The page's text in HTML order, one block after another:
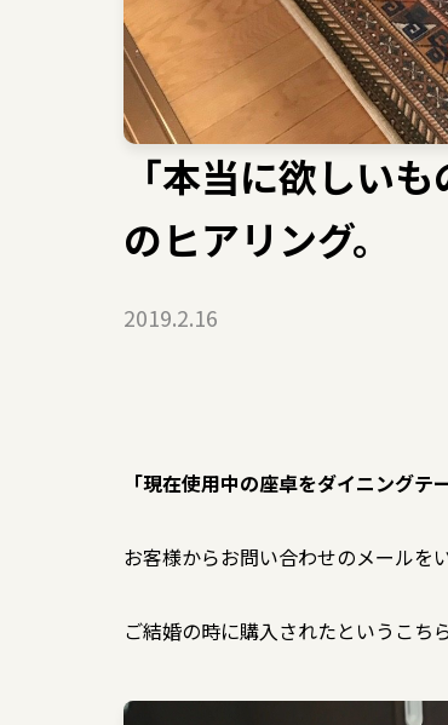
「本当に欲しい
のヒアリング。
2019.2.16
「現在使用中の座卓をダイニングテ
お客様からお問い合わせのメールを
ご結婚の時に購入されたというこち